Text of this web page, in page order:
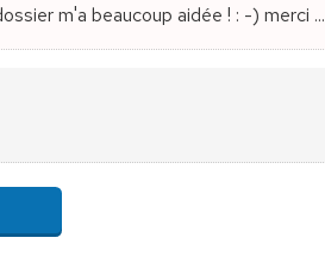
m'a beaucoup aidée ! : -) merci ...